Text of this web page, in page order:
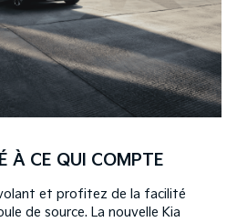
À CE QUI COMPTE
et profitez de la facilité
de source. La nouvelle Kia